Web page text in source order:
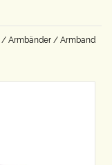
/ Armbänder / Armband